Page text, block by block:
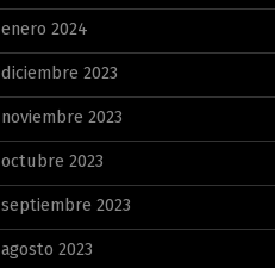
enero 2024
diciembre 2023
noviembre 2023
octubre 2023
septiembre 2023
agosto 2023